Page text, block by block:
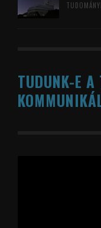
TUDUNK-E A